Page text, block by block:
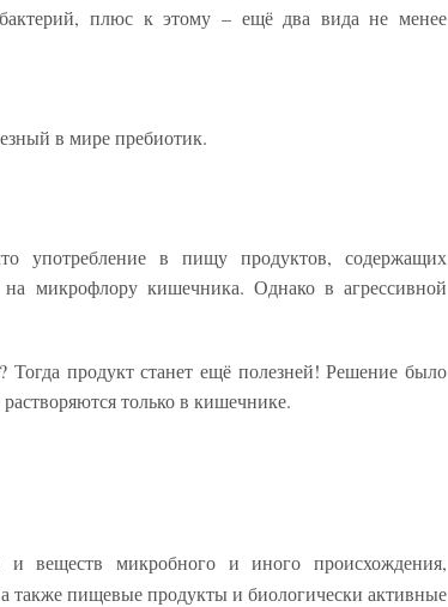
плюс к этому – ещё два вида не менее
в мире пребиотик.
употребление в пищу продуктов, содержащих
на микрофлору кишечника. Однако в агрессивной
продукт станет ещё полезней! Решение было
только в кишечнике.
веществ микробного и иного происхождения,
также пищевые продукты и биологически активные